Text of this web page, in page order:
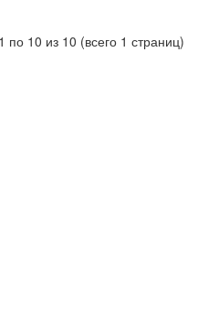
по 10 из 10 (всего 1 страниц)